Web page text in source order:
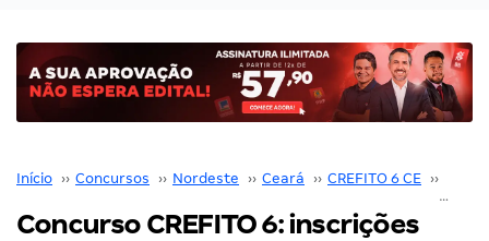
Início ›› Concursos ›› Nordeste ›› Ceará ›› CREFITO 6 CE ››
Concurso CREFITO 6: inscrições